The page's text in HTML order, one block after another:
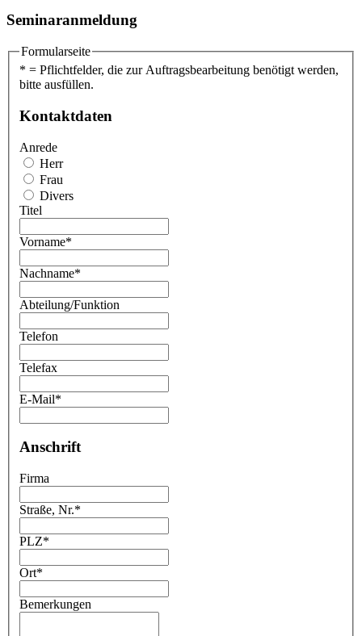
Seminaranmeldung
Formularseite
* = Pflichtfelder, die zur Auftragsbearbeitung benötigt werden,
bitte ausfüllen.
Kontaktdaten
Anrede
Herr
Frau
Divers
Titel
Vorname*
Nachname*
Abteilung/Funktion
Telefon
Telefax
E-Mail*
Anschrift
Firma
Straße, Nr.*
PLZ*
Ort*
Bemerkungen